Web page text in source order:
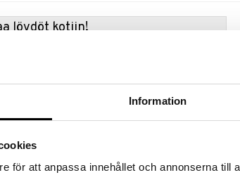
Information
för att anpassa innehållet och annonserna till
löydöt kotiin!
31.8.2026 asti mutta ole nopea -
voivat päästä loppumaan!